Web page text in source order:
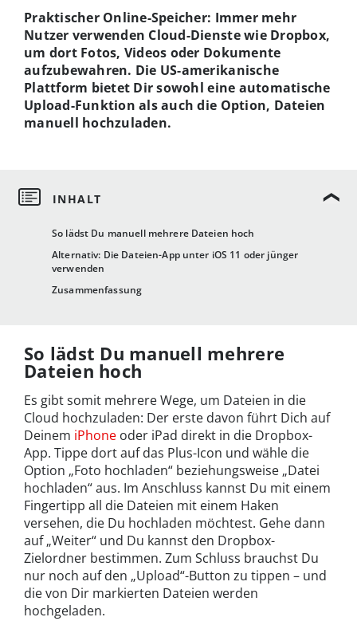
So lädst Du manuell mehrere Dateien hoch
Alternativ: Die Dateien-App unter iOS 11 oder jünger
verwenden
Zusammenfassung
Praktischer Online-Speicher: Immer mehr
Nutzer verwenden Cloud-Dienste wie Dropbox,
um dort Fotos, Videos oder Dokumente
aufzubewahren. Die US-amerikanische
Plattform bietet Dir sowohl eine automatische
Upload-Funktion als auch die Option, Dateien
manuell hochzuladen.
So lädst Du manuell mehrere
Dateien hoch
Es gibt somit mehrere Wege, um Dateien in die
Cloud hochzuladen: Der erste davon führt Dich auf
Deinem iPhone oder iPad direkt in die Dropbox-
App. Tippe dort auf das Plus-Icon und wähle die
Option „Foto hochladen“ beziehungsweise „Datei
hochladen“ aus. Im Anschluss kannst Du mit einem
Fingertipp all die Dateien mit einem Haken
versehen, die Du hochladen möchtest. Gehe dann
auf „Weiter“ und Du kannst den Dropbox-
Zielordner bestimmen. Zum Schluss brauchst Du
nur noch auf den „Upload“-Button zu tippen – und
die von Dir markierten Dateien werden
hochgeladen.